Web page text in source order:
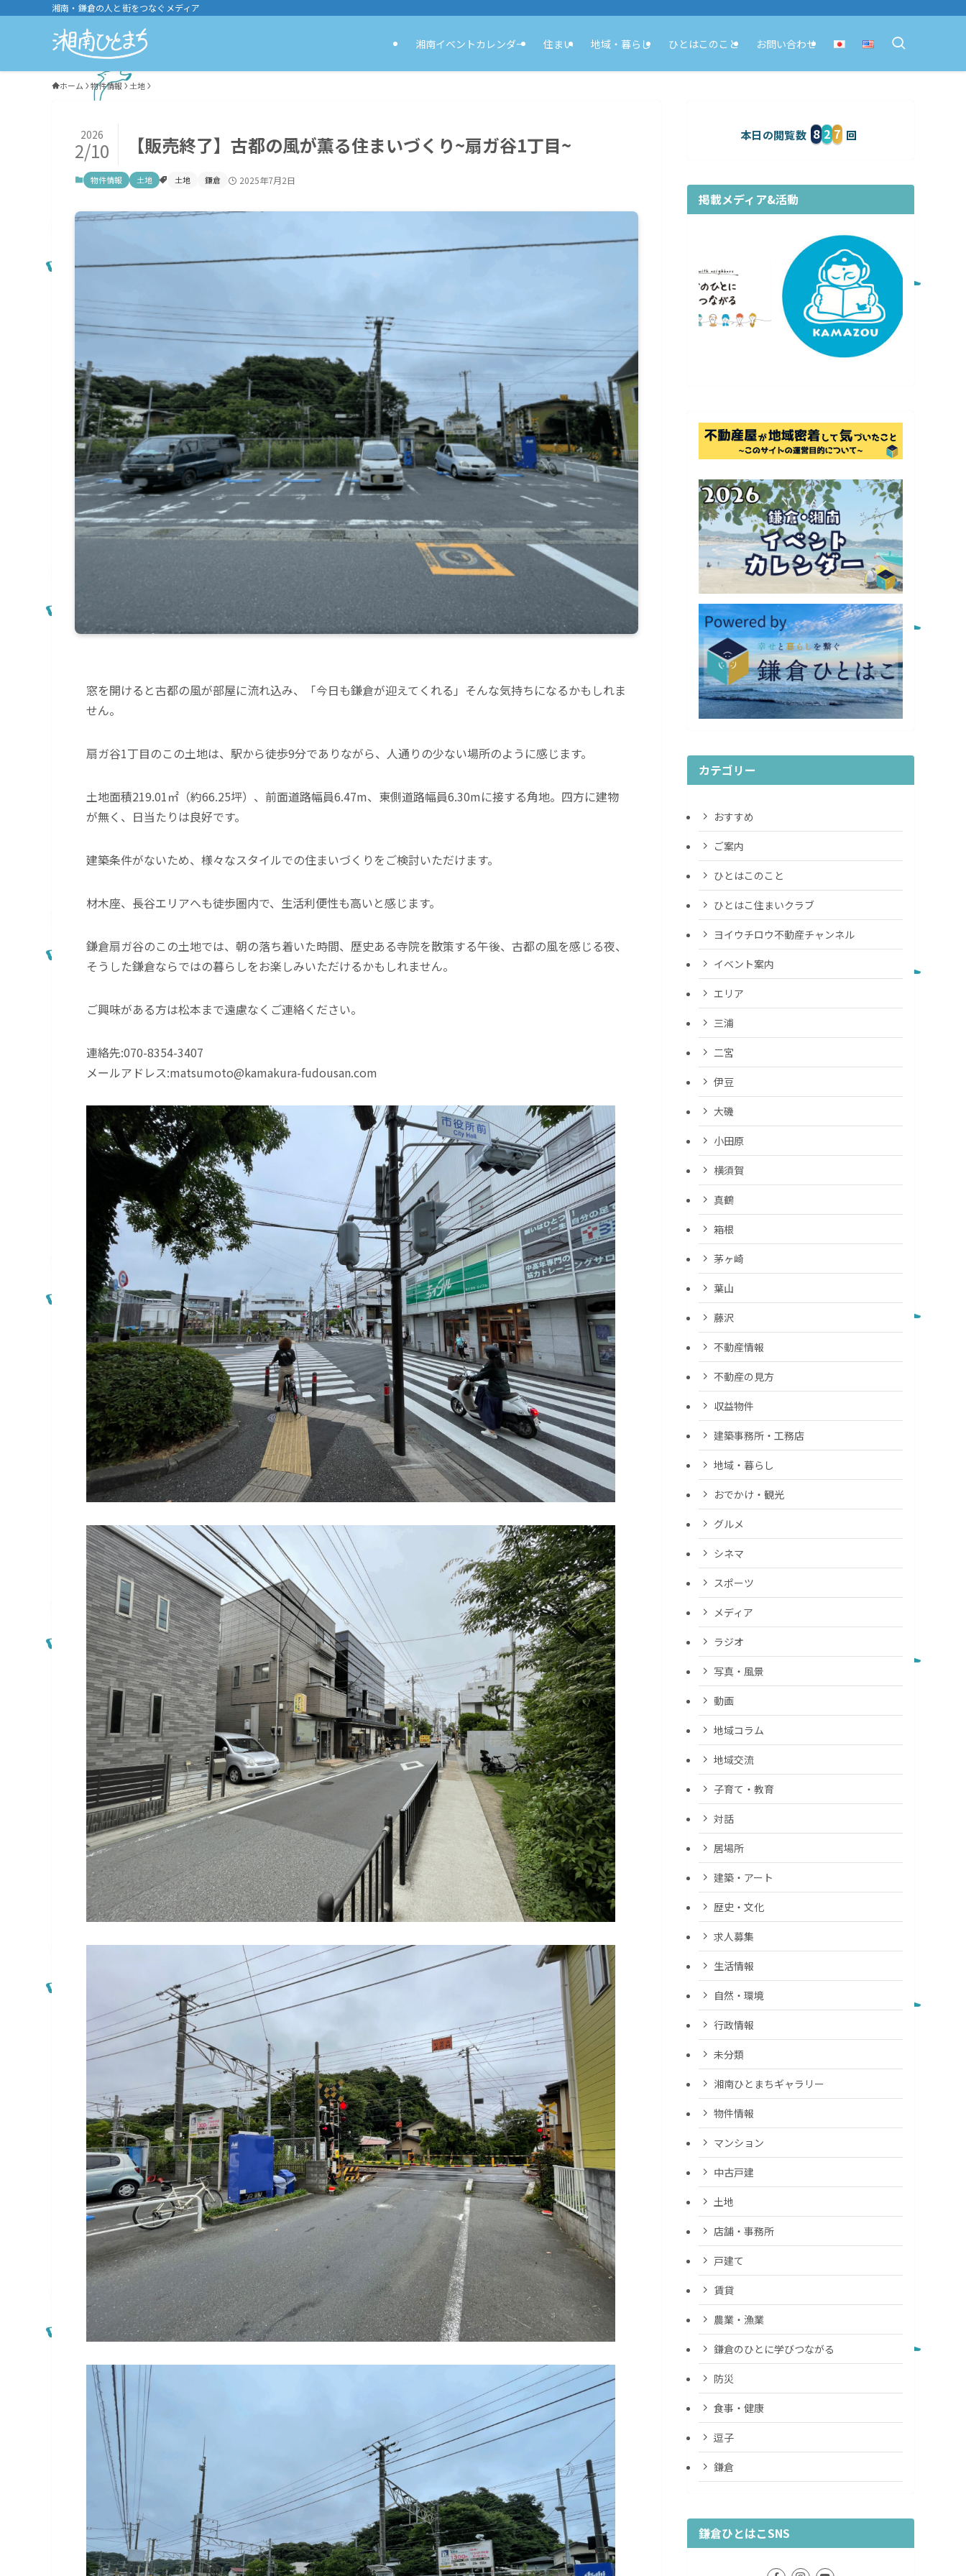
湘南・鎌倉の人と街をつなぐメディア
湘南イベントカレンダー 住まい 地域・暮らし ひとはこのこと お問い合わせ
ホーム 物件情報 土地
【販売終了】古都の風が薫る住まいづくり~扇ガ谷1丁目~
2026
2/10
物件情報 土地 土地 鎌倉 2025年7月2日
窓を開けると古都の風が部屋に流れ込み、「今日も鎌倉が迎えてくれる」そんな気持ちになるかもしれま
せん。
扇ガ谷1丁目のこの土地は、駅から徒歩9分でありながら、人通りの少ない場所のように感じます。
土地面積219.01㎡（約66.25坪）、前面道路幅員6.47m、東側道路幅員6.30mに接する角地。四方に建物
が無く、日当たりは良好です。
建築条件がないため、様々なスタイルでの住まいづくりをご検討いただけます。
材木座、長谷エリアへも徒歩圏内で、生活利便性も高いと感じます。
鎌倉扇ガ谷のこの土地では、朝の落ち着いた時間、歴史ある寺院を散策する午後、古都の風を感じる夜、
そうした鎌倉ならではの暮らしをお楽しみいただけるかもしれません。
ご興味がある方は松本まで遠慮なくご連絡ください。
連絡先:070-8354-3407
メールアドレス:matsumoto@kamakura-fudousan.com
本日の閲覧数 8 2 7
掲載メディア&活動
カテゴリー
おすすめ
ご案内
ひとはこのこと
ひとはこ住まいクラブ
ヨイウチロウ不動産チャンネル
イベント案内
エリア
三浦
二宮
伊豆
大磯
小田原
横須賀
真鶴
箱根
茅ヶ崎
葉山
藤沢
不動産情報
不動産の見方
収益物件
建築事務所・工務店
地域・暮らし
おでかけ・観光
グルメ
シネマ
スポーツ
メディア
ラジオ
写真・風景
動画
地域コラム
地域交流
子育て・教育
対話
居場所
建築・アート
歴史・文化
求人募集
生活情報
自然・環境
行政情報
未分類
湘南ひとまちギャラリー
物件情報
マンション
中古戸建
土地
店舗・事務所
戸建て
賃貸
農業・漁業
鎌倉のひとに学びつながる
防災
食事・健康
逗子
鎌倉
鎌倉ひとはこSNS